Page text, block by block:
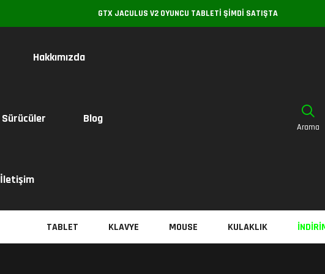
GTX JACULUS V2 OYUNCU TABLETI ŞIMDI SATIŞTA
Hakkımızda
Sürücüler Blog
İletişim
Arama
TABLET KLAVYE MOUSE KULAKLIK